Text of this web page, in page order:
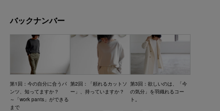
バックナンバー
第1回：今の自分に合うパ
ンツ、知ってますか？
～「work pants」ができる
まで
第2回：「頼れるカットソ
ー」、持っていますか？
第3回：欲しいのは、「今
の気分」を羽織れるコー
ト。